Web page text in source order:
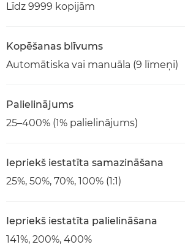
Līdz 9999 kopijām
Kopēšanas blīvums
Automātiska vai manuāla (9 līmeņi)
Palielinājums
25–400% (1% palielinājums)
Iepriekš iestatīta samazināšana
25%, 50%, 70%, 100% (1:1)
Iepriekš iestatīta palielināšana
141%, 200%, 400%